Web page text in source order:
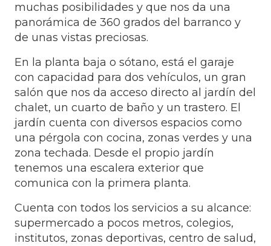
muchas posibilidades y que nos da una
panorámica de 360 grados del barranco y
de unas vistas preciosas.
En la planta baja o sótano, está el garaje
con capacidad para dos vehículos, un gran
salón que nos da acceso directo al jardín del
chalet, un cuarto de baño y un trastero. El
jardín cuenta con diversos espacios como
una pérgola con cocina, zonas verdes y una
zona techada. Desde el propio jardín
tenemos una escalera exterior que
comunica con la primera planta.
Cuenta con todos los servicios a su alcance:
supermercado a pocos metros, colegios,
institutos, zonas deportivas, centro de salud,